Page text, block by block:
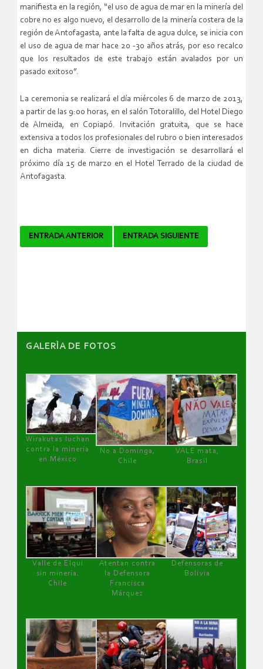
manifiesta en la región, “el uso de agua de mar en la minería del
cobre no es algo nuevo, el desarrollo de la minería costera de la
región de Antofagasta, ante la falta de agua dulce, se inicia con
el uso de agua de mar hace 20 -30 años atrás, por eso recalco
que los resultados de este trabajo están avalados por un
pasado exitoso”.
La ceremonia se realizará el día miércoles 6 de marzo de 2013,
a partir de las 9:00 horas, en el salón Totoralillo, del Hotel Diego
de Almeida, en Copiapó. Invitación gratuita, que se hace
extensiva a todos los profesionales del rubro o bien interesados
en dicha materia. Cierre de investigación se desarrollará el
próximo día 15 de marzo en el Hotel Terrado de la ciudad de
Antofagasta.
Navegador
ENTRADA ANTERIOR ENTRADA SIGUIENTE
GALERÌA DE FOTOS
Wirakutas luchan
contra la minería
en México
No a Dominga,
Chile
VALE mata,
Brasil
Valle de Elqui
sin minería.
Chile
Atentan contra
la Defensora
Francisca
Márquez
Defensoras de
Bolivia